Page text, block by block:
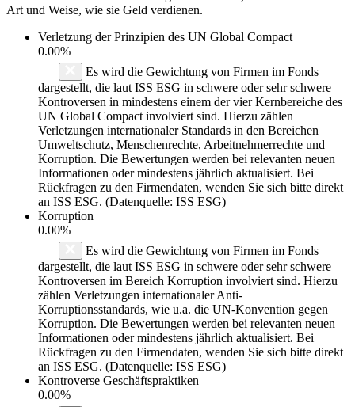
Art und Weise, wie sie Geld verdienen.
Verletzung der Prinzipien des UN Global Compact
0.00%
Es wird die Gewichtung von Firmen im Fonds
dargestellt, die laut ISS ESG in schwere oder sehr schwere
Kontroversen in mindestens einem der vier Kernbereiche des
UN Global Compact involviert sind. Hierzu zählen
Verletzungen internationaler Standards in den Bereichen
Umweltschutz, Menschenrechte, Arbeitnehmerrechte und
Korruption. Die Bewertungen werden bei relevanten neuen
Informationen oder mindestens jährlich aktualisiert. Bei
Rückfragen zu den Firmendaten, wenden Sie sich bitte direkt
an ISS ESG. (Datenquelle: ISS ESG)
Korruption
0.00%
Es wird die Gewichtung von Firmen im Fonds
dargestellt, die laut ISS ESG in schwere oder sehr schwere
Kontroversen im Bereich Korruption involviert sind. Hierzu
zählen Verletzungen internationaler Anti-
Korruptionsstandards, wie u.a. die UN-Konvention gegen
Korruption. Die Bewertungen werden bei relevanten neuen
Informationen oder mindestens jährlich aktualisiert. Bei
Rückfragen zu den Firmendaten, wenden Sie sich bitte direkt
an ISS ESG. (Datenquelle: ISS ESG)
Kontroverse Geschäftspraktiken
0.00%